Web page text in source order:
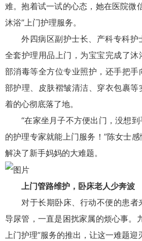
难。抱着试一试的心态，她在医院微
沐浴”上门护理服务。
外四病区副护士长、产科专科
全套护理用品上门，为宝宝完成了沐
部消毒等全方位专业照护，还手把手
部护理、皮肤褶皱清洁、穿衣包裹
着的心彻底落了地。
“在家坐月子不方便出门，没想
的护理专家就能上门服务！”陈女士
解决了新手妈妈的大难题。
上门管路维护，卧床老人少奔波
对于长期卧床、行动不便的患者
导尿管，一直是困扰家属的烦心事。
上门护理”服务的推出，让这一难题迎